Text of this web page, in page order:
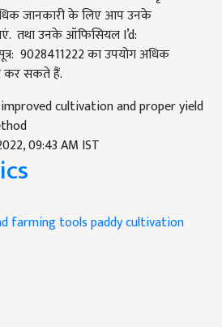
जानकारी के लिए आप उनके
तथा उनके ऑफिसियल I’d:
9028411222 का उपयोग अधिक
कर सकते हैं.
cultivation and proper yield
09:43 AM IST
farming toolspaddy cultivation